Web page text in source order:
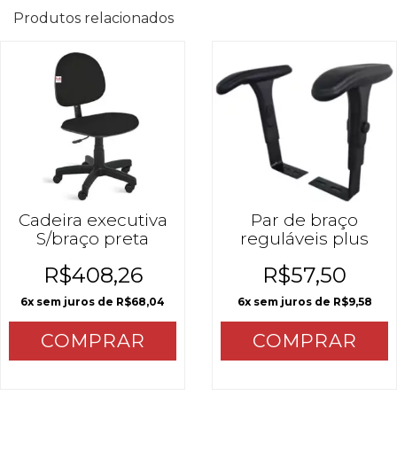
Produtos relacionados
Cadeira executiva
S/braço preta
R$408,26
6x sem juros de R$68,04
Par de braço
reguláveis plus
R$57,50
6x sem juros de R$9,58